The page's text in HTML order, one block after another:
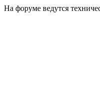
На форуме ведутся